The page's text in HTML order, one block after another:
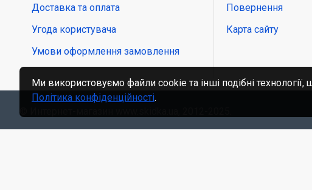
Доставка та оплата
Угода користувача
Умови оформлення замовлення
Повернення
Карта сайту
Ми використовуємо файли cookie та інші подібні
Політика конфіденційності.